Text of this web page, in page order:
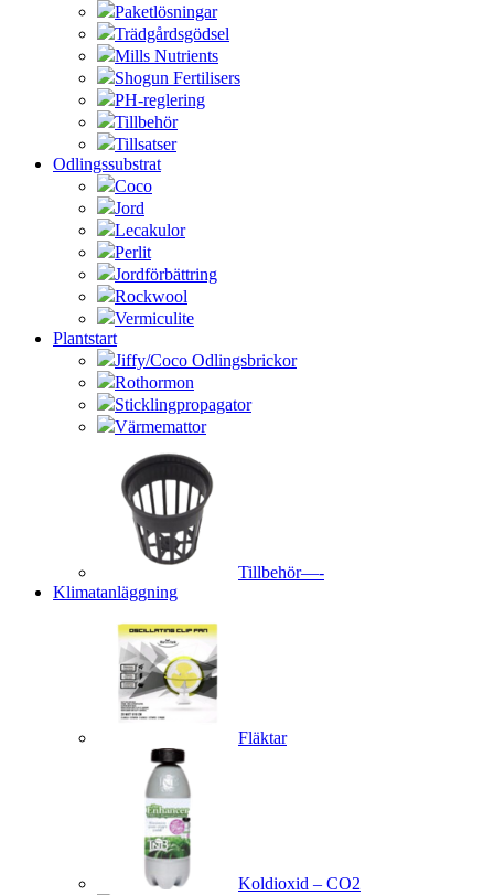
Paketlösningar
Trädgårdsgödsel
Mills Nutrients
Shogun Fertilisers
PH-reglering
Tillbehör
Tillsatser
Odlingssubstrat
Coco
Jord
Lecakulor
Perlit
Jordförbättring
Rockwool
Vermiculite
Plantstart
Jiffy/Coco Odlingsbrickor
Rothormon
Sticklingpropagator
Värmemattor
Tillbehör—-
Klimatanläggning
Fläktar
Koldioxid – CO2